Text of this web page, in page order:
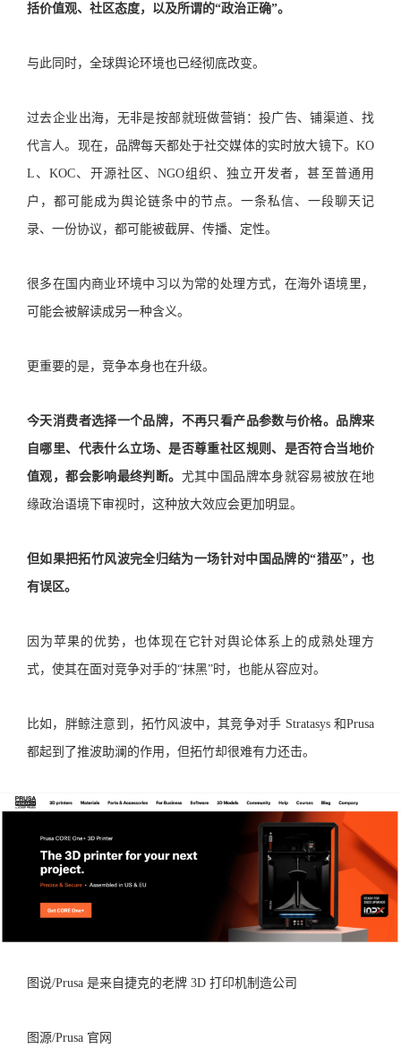
括价值观、社区态度，以及所谓的“政治正确”。
与此同时，全球舆论环境也已经彻底改变。
过去企业出海，无非是按部就班做营销：投广告、铺渠道、找
代言人。现在，品牌每天都处于社交媒体的实时放大镜下。KO
L、KOC、开源社区、NGO组织、独立开发者，甚至普通用
户，都可能成为舆论链条中的节点。一条私信、一段聊天记
录、一份协议，都可能被截屏、传播、定性。
很多在国内商业环境中习以为常的处理方式，在海外语境里，
可能会被解读成另一种含义。
更重要的是，竞争本身也在升级。
今天消费者选择一个品牌，不再只看产品参数与价格。品牌来
自哪里、代表什么立场、是否尊重社区规则、是否符合当地价
值观，都会影响最终判断。 尤其中国品牌本身就容易被放在地
缘政治语境下审视时，这种放大效应会更加明显。
但如果把拓竹风波完全归结为一场针对中国品牌的“猎巫”，也
有误区。
因为苹果的优势，也体现在它针对舆论体系上的成熟处理方
式，使其在面对竞争对手的“抹黑”时，也能从容应对。
比如，胖鲸注意到，拓竹风波中，其竞争对手 Stratasys 和Prusa
都起到了推波助澜的作用，但拓竹却很难有力还击。
图说/Prusa 是来自捷克的老牌 3D 打印机制造公司
图源/Prusa 官网